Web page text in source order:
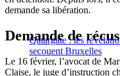
demande sa libération.
Qatargate : les
secouent Bruxelles
Demande de
Le 16 février, l’avocat de
Claise, le juge d’instruction